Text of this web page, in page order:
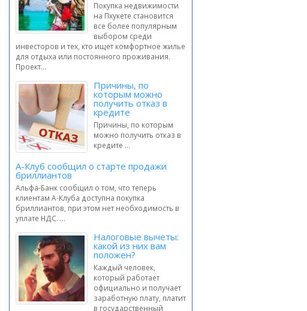
Покупка недвижимости
на Пхукете становится
все более популярным
выбором среди
инвесторов и тех, кто ищет комфортное жилье
для отдыха или постоянного проживания.
Проект...
Причины, по
которым можно
получить отказ в
кредите
Причины, по которым
можно получить отказ в
кредите ...
А-Клуб сообщил о старте продажи
бриллиантов
Альфа-Банк сообщил о том, что теперь
клиентам А-Клуба доступна покупка
бриллиантов, при этом нет необходимость в
уплате НДС. ...
Налоговые вычеты:
какой из них вам
положен?
Каждый человек,
который работает
официально и получает
заработную плату, платит
в государственный